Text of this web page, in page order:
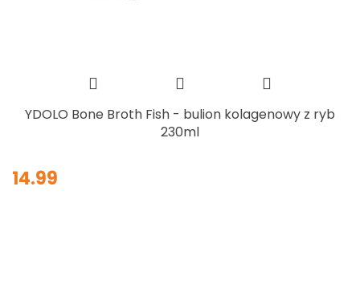
YDOLO Bone Broth Fish - bulion kolagenowy z ryb
230ml
14.99